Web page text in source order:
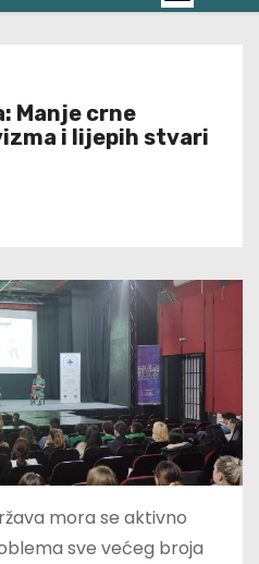
Manje crne
i lijepih stvari
mora se aktivno
sve većeg broja